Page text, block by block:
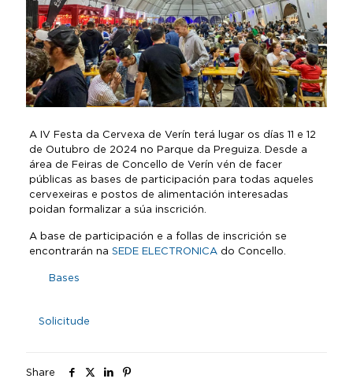
A IV Festa da Cervexa de Verín terá lugar os días 11 e 12
de Outubro de 2024 no Parque da Preguiza. Desde a
área de Feiras de Concello de Verín vén de facer
públicas as bases de participación para todas aqueles
cervexeiras e postos de alimentación interesadas
poidan formalizar a súa inscrición.
A base de participación e a follas de inscrición se
encontrarán na SEDE ELECTRONICAdo Concello.
Bases
Solicitude
Share